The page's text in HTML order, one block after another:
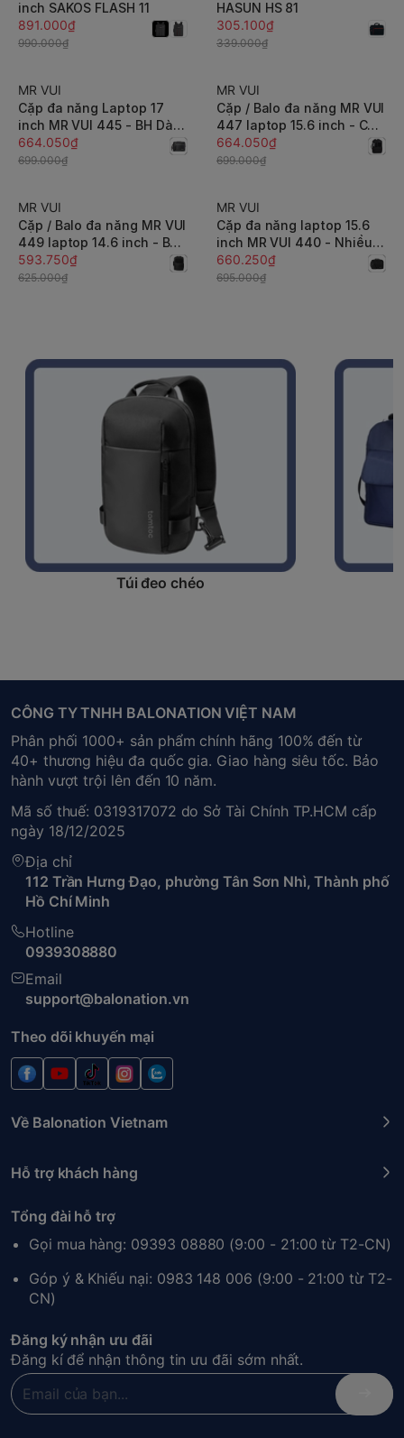
inch SAKOS FLASH 11
891.000₫
990.000₫
HASUN HS 81
305.100₫
339.000₫
-5%
MR VUI
Cặp đa năng Laptop 17
inch MR VUI 445 - BH Dài
Hạn
664.050₫
699.000₫
-5%
MR VUI
Cặp / Balo đa năng MR VUI
447 laptop 15.6 inch - Có
ngăn nới rộng, linh hoạt,
chống thấm hiệu quả
664.050₫
699.000₫
-5%
MR VUI
Cặp / Balo đa năng MR VUI
449 laptop 14.6 inch - Bền
bỉ, chống thấm
593.750₫
625.000₫
-5%
MR VUI
Cặp đa năng laptop 15.6
inch MR VUI 440 - Nhiều
ngăn, ngăn laptop riêng, 3
cách mang, giấu quai,
660.250₫
695.000₫
Túi đeo chéo
CÔNG TY TNHH BALONATION VIỆT NAM
Phân phối 1000+ sản phẩm chính hãng 100% đến từ
40+ thương hiệu đa quốc gia. Giao hàng siêu tốc. Bảo
hành vượt trội lên đến 10 năm.
Mã số thuế: 0319317072 do Sở Tài Chính TP.HCM cấp
ngày 18/12/2025
Địa chỉ
112 Trần Hưng Đạo, phường Tân Sơn Nhì, Thành phố
Hồ Chí Minh
Hotline
0939308880
Email
support@balonation.vn
Theo dõi khuyến mại
Về Balonation Vietnam
Hỗ trợ khách hàng
Tổng đài hỗ trợ
Gọi mua hàng: 09393 08880 (9:00 - 21:00 từ T2-CN)
Góp ý & Khiếu nại: 0983 148 006 (9:00 - 21:00 từ T2-
CN)
Đăng ký nhận ưu đãi
Đăng kí để nhận thông tin ưu đãi sớm nhất.